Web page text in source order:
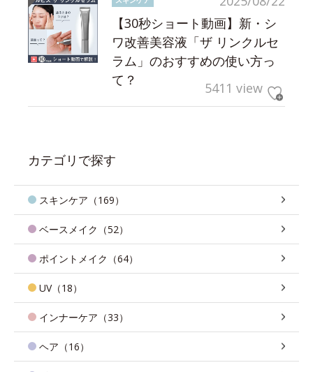
【30秒ショート動画】新・シ
ワ改善美容液「ザ リンクルセ
ラム」のおすすめの使い方っ
て？
5411 view
カテゴリで探す
スキンケア（169）
ベースメイク（52）
ポイントメイク（64）
UV（18）
インナーケア（33）
ヘア（16）